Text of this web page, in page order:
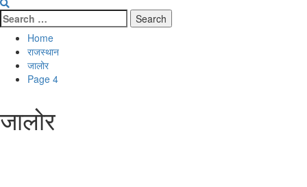
Search
for:
Home
राजस्थान
जालोर
Page 4
जालोर